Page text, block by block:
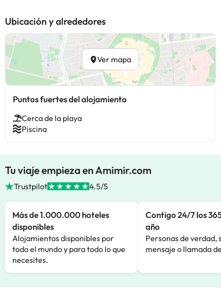
Ubicación y alrededores
Ver mapa
Puntos fuertes del alojamiento
Cerca de la playa
Piscina
Tu viaje empieza en Amimir.com
Trustpilot 4.5/5
Más de 1.000.000 hoteles
disponibles
Alojamientos disponibles por
todo el mundo y para todo lo que
necesites.
Contigo 24/7 los
año
Personas de verdad,
mensaje o llamada